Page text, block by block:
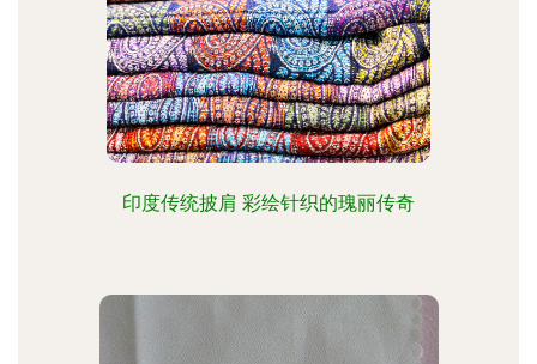
印度传统披肩 彩绘针织的瑰丽传奇